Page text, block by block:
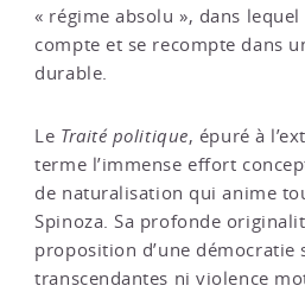
« régime absolu », dans
compte et se recompte dans
durable.
Le Traité politique, épuré à
terme l’immense effort
de naturalisation qui anime
Spinoza. Sa profonde
proposition d’une démocratie
transcendantes ni violence